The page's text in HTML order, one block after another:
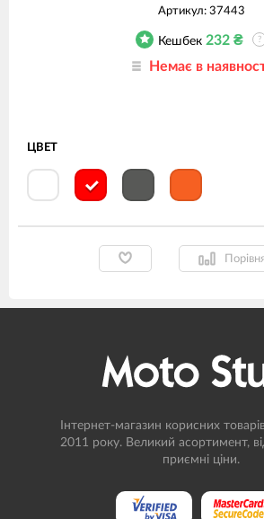
Артикул: 37443
Кешбек 232 ₴ ?
Немає в
ЦВЕТ
Інтернет-магазин корисних
2011 року. Великий асортимент,
приємні ціни.